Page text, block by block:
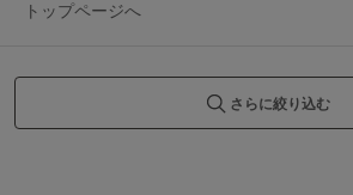
トップページへ
さらに絞り込む